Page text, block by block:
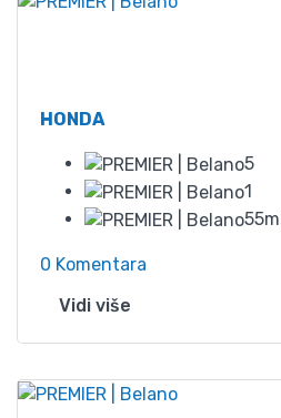
HONDA
5
1
0 Komentara
Vidi više